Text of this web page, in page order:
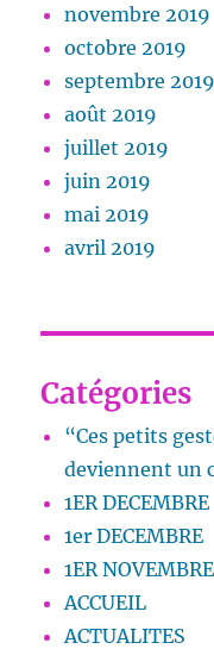
novembre 2019
octobre 2019
septembre 2019
août 2019
juillet 2019
juin 2019
mai 2019
avril 2019
Catégories
“Ces petits
deviennent un
1ER DECEMBRE
1er DECEMBRE
1ER
ACCUEIL
ACTUALITES